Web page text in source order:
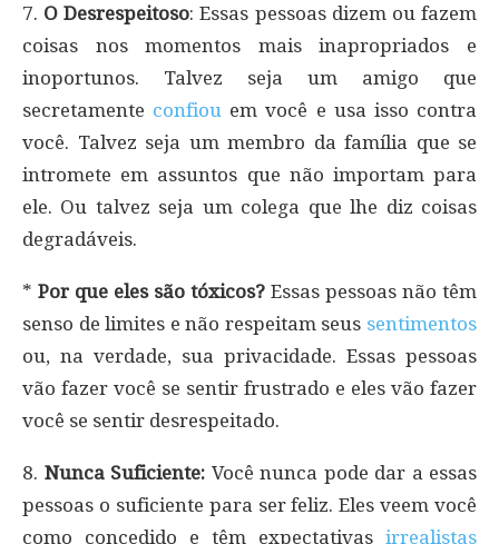
7. O Desrespeitoso: Essas pessoas dizem ou fazem
coisas nos momentos mais inapropriados e
inoportunos. Talvez seja um amigo que
secretamente confiou em você e usa isso contra
você. Talvez seja um membro da família que se
intromete em assuntos que não importam para
ele. Ou talvez seja um colega que lhe diz coisas
degradáveis.
* Por que eles são tóxicos? Essas pessoas não têm
senso de limites e não respeitam seus sentimentos
ou, na verdade, sua privacidade. Essas pessoas
vão fazer você se sentir frustrado e eles vão fazer
você se sentir desrespeitado.
8. Nunca Suficiente: Você nunca pode dar a essas
pessoas o suficiente para ser feliz. Eles veem você
como concedido e têm expectativas irrealistas